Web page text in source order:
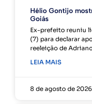
Hélio Gontijo
Goiás
Ex-prefeito reuniu
(7) para declarar
reeleição de
LEIA MAIS
8 de agosto de 2026